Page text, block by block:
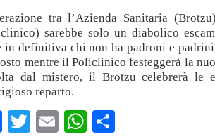
tra l’Azienda Sanitaria
sarebbe solo un diabolico
in definitiva chi non ha padroni e
mentre il Policlinico festeggerà la
dal mistero, il Brotzu celebrerà le
reparto.
Facebook
TwitterEmailWhatsApp